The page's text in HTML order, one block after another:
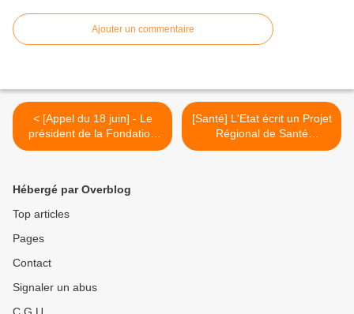
Ajouter un commentaire
< [Appel du 18 juin] - Le
président de la Fondation
Charles de Gaulle inaugure
[Santé] L'Etat écrit un Projet
Régional de Santé
favorable à l'offre de soin
Hébergé par Overblog
Top articles
Pages
Contact
Signaler un abus